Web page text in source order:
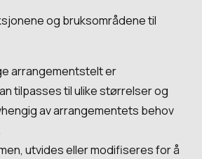
og bruksområdene til
arrangementstelt er
tilpasses til ulike størrelser og
av arrangementets behov
utvides eller modifiseres for å